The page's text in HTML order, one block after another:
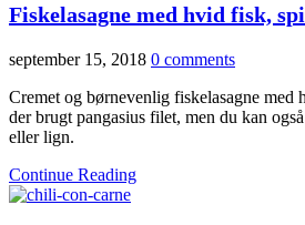
Fiskelasagne med hvid fisk,
september 15, 2018 0 comments
Cremet og børnevenlig fiskelasagne
der brugt pangasius filet, men du kan
eller lign.
Continue Reading